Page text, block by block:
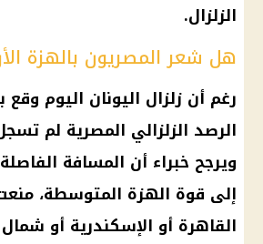
الزلزال.
هل شعر المصريون بالهزة
رغم أن زلزال اليونان اليوم وقع
الرصد الزلزالي المصرية لم
ويرجح خبراء أن المسافة
إلى قوة الهزة المتوسطة،
القاهرة أو الإسكندرية أو